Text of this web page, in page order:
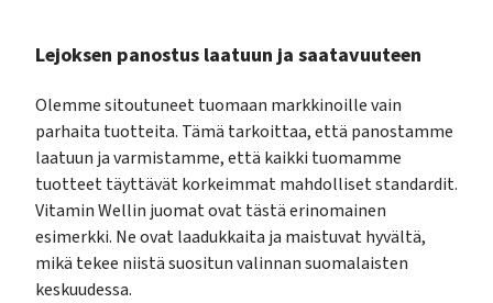
Lejoksen panostus laatuun ja saatavuuteen
Olemme sitoutuneet tuomaan markkinoille vain
parhaita tuotteita. Tämä tarkoittaa, että panostamme
laatuun ja varmistamme, että kaikki tuomamme
tuotteet täyttävät korkeimmat mahdolliset standardit.
Vitamin Wellin juomat ovat tästä erinomainen
esimerkki. Ne ovat laadukkaita ja maistuvat hyvältä,
mikä tekee niistä suositun valinnan suomalaisten
keskuudessa.